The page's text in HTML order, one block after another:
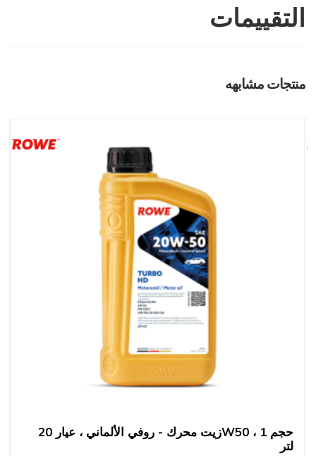
التقييمات
منتجات مشابهه
زيت محرك - روفي الألماني ، عيار 20W50 ، حجم 1
لتر